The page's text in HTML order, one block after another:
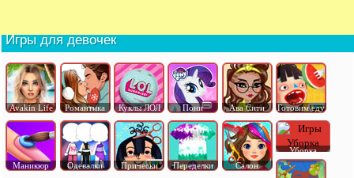
Игры для девочек
Avakin Life Романтика Куклы ЛОЛ Пони Ава Сити Готовим еду
Маникюр Одевалки Прически Переделки Салон
Уборка